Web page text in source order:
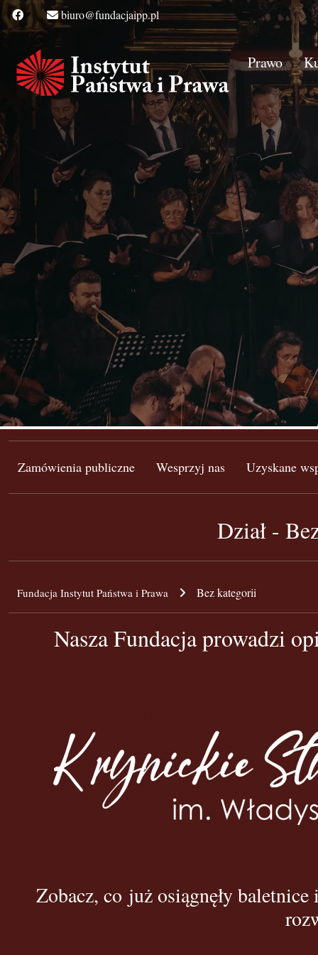
biuro@fundacjaipp.pl
Prawo
Zamówienia publiczne Wesprzyj nas Uzyskane
Dział -
Fundacja Instytut Państwa i Prawa Bez kategorii
Nasza Fundacja prowadzi
Zobacz, co już osiągnęły